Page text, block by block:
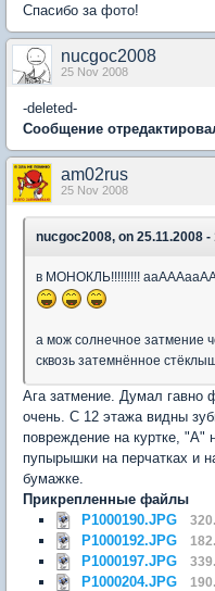
Спасибо за фото!
nucgoc2008
25 Nov 2008
-deleted-
Сообщение
am02rus
25 Nov 2008
nucgoc2008, on 25.11.2008 -
в МОНОКЛЬ!!!!!!!!!
а мож солнечное затмение
сквозь затемнённое
Ага затмение. Думал гавно
очень. С 12 этажа видны
повреждение на куртке, "А"
пупырышки на перчатках и
бумажке.
Прикрепленные файлы
P1000190.JPG
P1000192.JPG
P1000197.JPG
P1000204.JPG